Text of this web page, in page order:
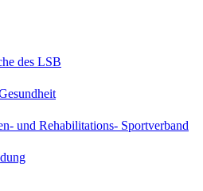
des LSB
und Rehabilitations- Sportverband